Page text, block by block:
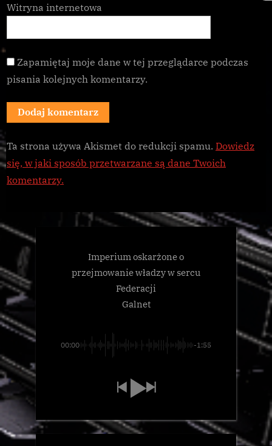
Witryna internetowa
Zapamiętaj moje dane w tej przeglądarce podczas
pisania kolejnych komentarzy.
Ta strona używa Akismet do redukcji spamu. Dowiedz
się, w jaki sposób przetwarzane są dane Twoich
komentarzy.
Imperium oskarżone o
przejmowanie władzy w sercu
Federacji
Galnet
00:00 -1:55